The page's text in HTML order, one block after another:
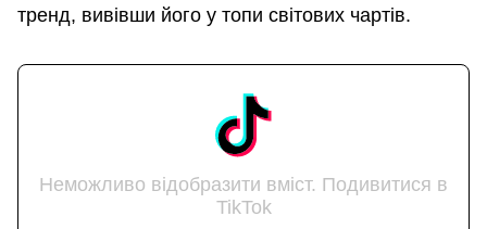
тренд, вивівши його у топи світових чартів.
Неможливо відобразити вміст. Подивитися в
TikTok